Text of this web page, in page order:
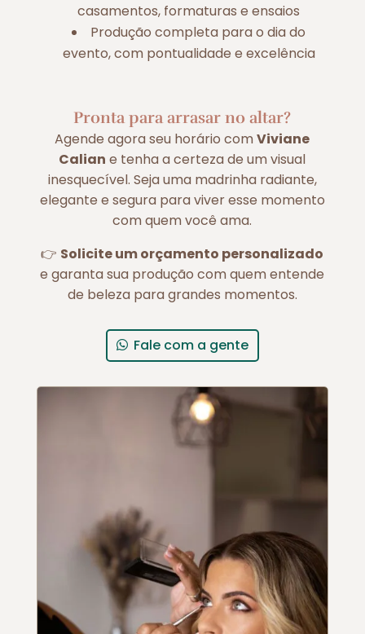
casamentos, formaturas e ensaios
Produção completa para o dia do
evento, com pontualidade e excelência
Pronta para arrasar no altar?
Agende agora seu horário comViviane
Calian e tenha a certeza de um visual
inesquecível. Seja uma madrinha radiante,
elegante e segura para viver esse momento
com quem você ama.
👉 Solicite um orçamento personalizado
e garanta sua produção com quem entende
de beleza para grandes momentos.
Fale com a gente